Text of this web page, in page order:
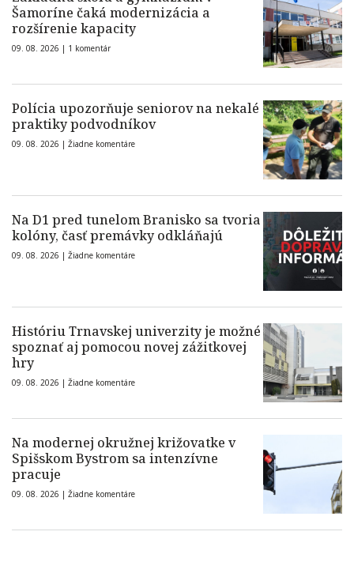
Šamoríne čaká modernizácia a
rozšírenie kapacity
09. 08. 2026 | 1 komentár
Polícia upozorňuje seniorov na nekalé
praktiky podvodníkov
09. 08. 2026 | Žiadne komentáre
Na D1 pred tunelom Branisko sa tvoria
kolóny, časť premávky odkláňajú
09. 08. 2026 | Žiadne komentáre
Históriu Trnavskej univerzity je možné
spoznať aj pomocou novej zážitkovej
hry
09. 08. 2026 | Žiadne komentáre
Na modernej okružnej križovatke v
Spišskom Bystrom sa intenzívne
pracuje
09. 08. 2026 | Žiadne komentáre